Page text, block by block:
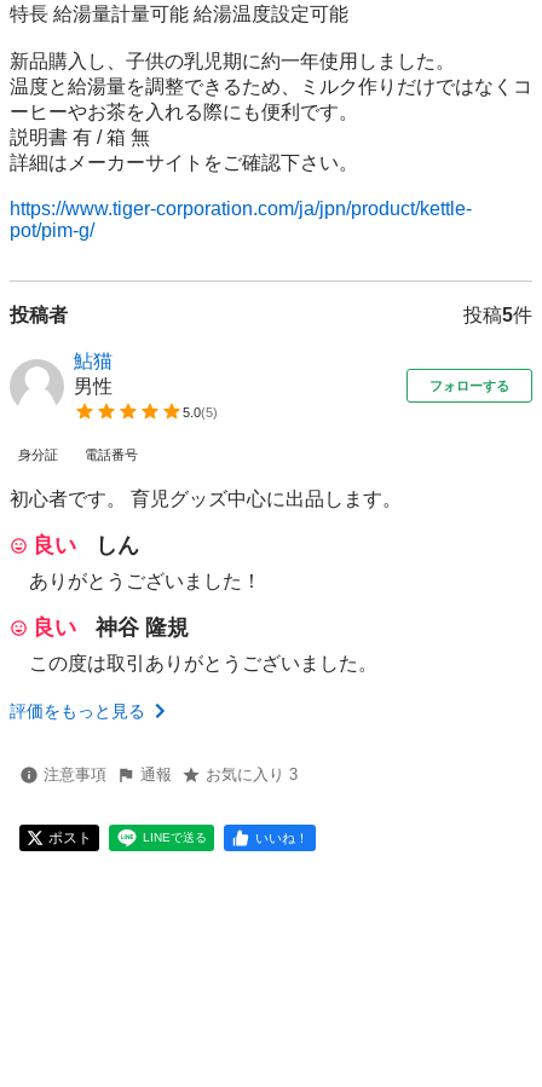
特長 給湯量計量可能 給湯温度設定可能
新品購入し、子供の乳児期に約一年使用しました。
温度と給湯量を調整できるため、ミルク作りだけではなくコ
ーヒーやお茶を入れる際にも便利です。
説明書 有 / 箱 無
詳細はメーカーサイトをご確認下さい。
https://www.tiger-corporation.com/ja/jpn/product/kettle-
pot/pim-g/
投稿者 投稿5件
鮎猫
男性
5.0(5)
フォローする
身分証 電話番号
初心者です。 育児グッズ中心に出品します。
良い しん
ありがとうございました！
良い 神谷 隆規
この度は取引ありがとうございました。
評価をもっと見る
注意事項 通報 お気に入り 3
ポスト LINEで送る いいね！